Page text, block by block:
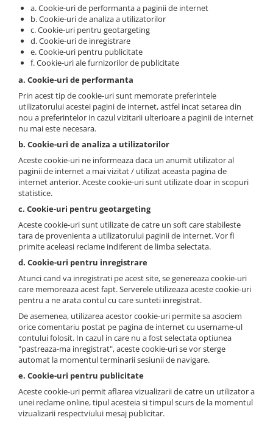
a. Cookie-uri de performanta a paginii de internet
b. Cookie-uri de analiza a utilizatorilor
c. Cookie-uri pentru geotargeting
d. Cookie-uri de inregistrare
e. Cookie-uri pentru publicitate
f. Cookie-uri ale furnizorilor de publicitate
a. Cookie-uri de performanta
Prin acest tip de cookie-uri sunt memorate preferintele
utilizatorului acestei pagini de internet, astfel incat setarea din
nou a preferintelor in cazul vizitarii ulterioare a paginii de internet
nu mai este necesara.
b. Cookie-uri de analiza a utilizatorilor
Aceste cookie-uri ne informeaza daca un anumit utilizator al
paginii de internet a mai vizitat / utilizat aceasta pagina de
internet anterior. Aceste cookie-uri sunt utilizate doar in scopuri
statistice.
c. Cookie-uri pentru geotargeting
Aceste cookie-uri sunt utilizate de catre un soft care stabileste
tara de provenienta a utilizatorului paginii de internet. Vor fi
primite aceleasi reclame indiferent de limba selectata.
d. Cookie-uri pentru inregistrare
Atunci cand va inregistrati pe acest site, se genereaza cookie-uri
care memoreaza acest fapt. Serverele utilizeaza aceste cookie-uri
pentru a ne arata contul cu care sunteti inregistrat.
De asemenea, utilizarea acestor cookie-uri permite sa asociem
orice comentariu postat pe pagina de internet cu username-ul
contului folosit. In cazul in care nu a fost selectata optiunea
"pastreaza-ma inregistrat", aceste cookie-uri se vor sterge
automat la momentul terminarii sesiunii de navigare.
e. Cookie-uri pentru publicitate
Aceste cookie-uri permit aflarea vizualizarii de catre un utilizator a
unei reclame online, tipul acesteia si timpul scurs de la momentul
vizualizarii respectviului mesaj publicitar.